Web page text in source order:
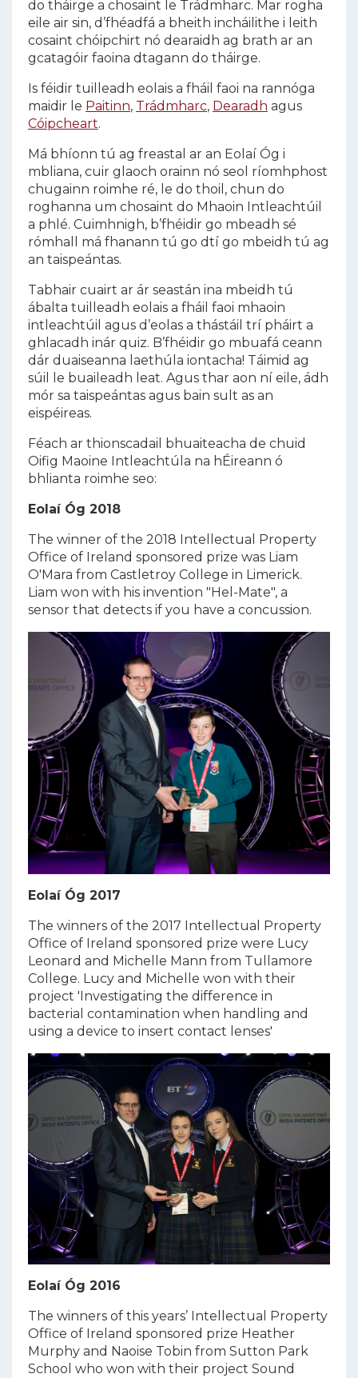
do tháirge a chosaint le Trádmharc. Mar rogha
eile air sin, d’fhéadfá a bheith incháilithe i leith
cosaint chóipchirt nó dearaidh ag brath ar an
gcatagóir faoina dtagann do tháirge.
Is féidir tuilleadh eolais a fháil faoi na rannóga
maidir le Paitinn, Trádmharc, Dearadh agus
Cóipcheart.
Má bhíonn tú ag freastal ar an Eolaí Óg i
mbliana, cuir glaoch orainn nó seol ríomhphost
chugainn roimhe ré, le do thoil, chun do
roghanna um chosaint do Mhaoin Intleachtúil
a phlé. Cuimhnigh, b’fhéidir go mbeadh sé
rómhall má fhanann tú go dtí go mbeidh tú ag
an taispeántas.
Tabhair cuairt ar ár seastán ina mbeidh tú
ábalta tuilleadh eolais a fháil faoi mhaoin
intleachtúil agus d’eolas a thástáil trí pháirt a
ghlacadh inár quiz. B’fhéidir go mbuafá ceann
dár duaiseanna laethúla iontacha! Táimid ag
súil le buaileadh leat. Agus thar aon ní eile, ádh
mór sa taispeántas agus bain sult as an
eispéireas.
Féach ar thionscadail bhuaiteacha de chuid
Oifig Maoine Intleachtúla na hÉireann ó
bhlianta roimhe seo:
Eolaí Óg 2018
The winner of the 2018 Intellectual Property
Office of Ireland sponsored prize was Liam
O'Mara from Castletroy College in Limerick.
Liam won with his invention "Hel-Mate", a
sensor that detects if you have a concussion.
Eolaí Óg 2017
The winners of the 2017 Intellectual Property
Office of Ireland sponsored prize were Lucy
Leonard and Michelle Mann from Tullamore
College. Lucy and Michelle won with their
project 'Investigating the difference in
bacterial contamination when handling and
using a device to insert contact lenses'
Eolaí Óg 2016
The winners of this years’ Intellectual Property
Office of Ireland sponsored prize Heather
Murphy and Naoise Tobin from Sutton Park
School who won with their project Sound